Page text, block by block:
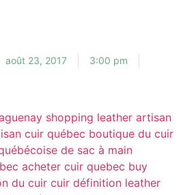
août 23, 2017
3:00 pm